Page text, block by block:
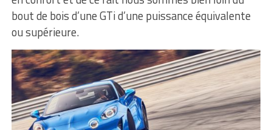
bout de bois d’une GTi d’une puissance équivalente
ou supérieure.